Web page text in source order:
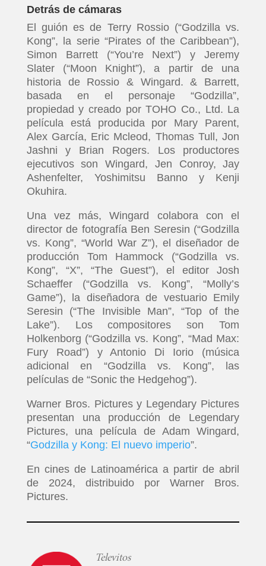
Detrás de cámaras
El guión es de Terry Rossio (“Godzilla vs.
Kong”, la serie “Pirates of the Caribbean”),
Simon Barrett (“You’re Next”) y Jeremy
Slater (“Moon Knight”), a partir de una
historia de Rossio & Wingard. & Barrett,
basada en el personaje “Godzilla”,
propiedad y creado por TOHO Co., Ltd. La
película está producida por Mary Parent,
Alex García, Eric Mcleod, Thomas Tull, Jon
Jashni y Brian Rogers. Los productores
ejecutivos son Wingard, Jen Conroy, Jay
Ashenfelter, Yoshimitsu Banno y Kenji
Okuhira.
Una vez más, Wingard colabora con el
director de fotografía Ben Seresin (“Godzilla
vs. Kong”, “World War Z”), el diseñador de
producción Tom Hammock (“Godzilla vs.
Kong”, “X”, “The Guest”), el editor Josh
Schaeffer (“Godzilla vs. Kong”, “Molly’s
Game”), la diseñadora de vestuario Emily
Seresin (“The Invisible Man”, “Top of the
Lake”). Los compositores son Tom
Holkenborg (“Godzilla vs. Kong”, “Mad Max:
Fury Road”) y Antonio Di Iorio (música
adicional en “Godzilla vs. Kong”, las
películas de “Sonic the Hedgehog”).
Warner Bros. Pictures y Legendary Pictures
presentan una producción de Legendary
Pictures, una película de Adam Wingard,
“Godzilla y Kong: El nuevo imperio”.
En cines de Latinoamérica a partir de abril
de 2024, distribuido por Warner Bros.
Pictures.
Televitos